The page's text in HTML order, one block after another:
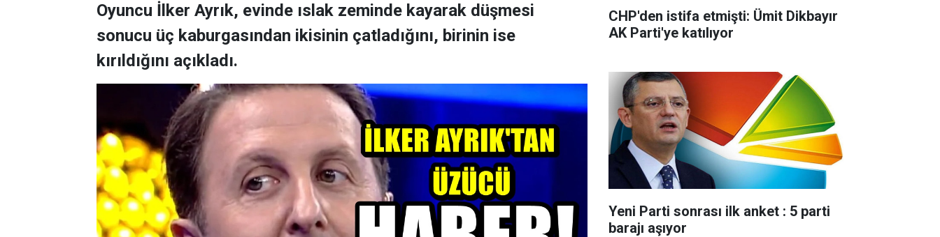
Oyuncu İlker Ayrık, evinde ıslak zeminde kayarak düşmesi
sonucu üç kaburgasından ikisinin çatladığını, birinin ise
kırıldığını açıkladı.
CHP'den istifa etmişti: Ümit Dikbayır
AK Parti'ye katılıyor
Yeni Parti sonrası ilk anket : 5 parti
barajı aşıyor